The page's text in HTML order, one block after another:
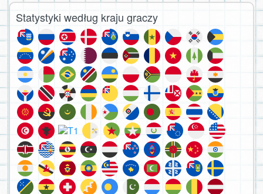
Statystyki według kraju graczy